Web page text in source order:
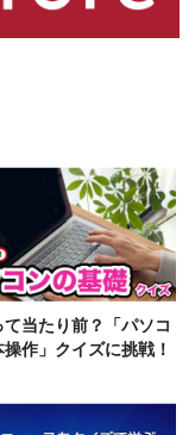
当たり前？「パソコ
作」クイズに挑戦！